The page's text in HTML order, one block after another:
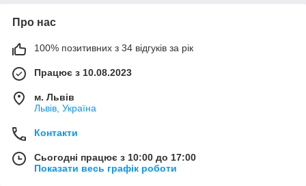
Про нас
100% позитивних з 34 відгуків за рік
Працює з 10.08.2023
м. Львів
Львів, Україна
Контакти
Сьогодні працює з 10:00 до 17:00
Показати весь графік роботи